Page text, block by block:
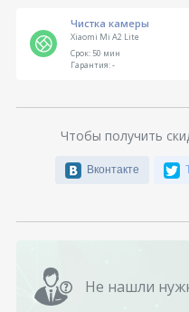
Чистка камеры
Xiaomi Mi A2 Lite
Срок:50 мин
Гарантия:-
Чтобы получить
Вконтакте
Не нашли